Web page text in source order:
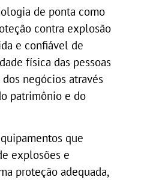
de ponta como
contra explosão
e confiável de
física das pessoas
negócios através
patrimônio e do
que
explosões e
proteção adequada,